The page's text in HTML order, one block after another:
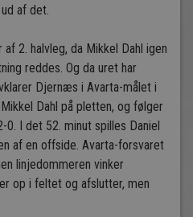
af det.
2. halvleg, da Mikkel Dahl igen
reddes. Og da uret har
Djernæs i Avarta-målet i
Dahl på pletten, og følger
I det 52. minut spilles Daniel
af en offside. Avarta-forsvaret
linjedommeren vinker
op i feltet og afslutter, men